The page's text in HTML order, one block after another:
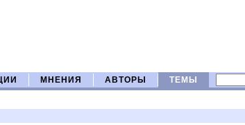
МНЕНИЯ АВТОРЫ ТЕМЫ